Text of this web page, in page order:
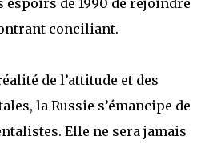
espoirs de 1990 de rejoindre
conciliant.
de l’attitude et des
la Russie s’émancipe de
Elle ne sera jamais